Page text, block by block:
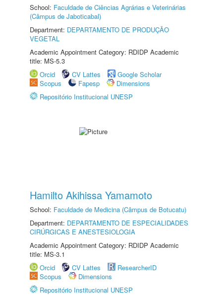
School: Faculdade de Ciências Agrárias e Veterinárias
(Câmpus de Jaboticabal)
Department: DEPARTAMENTO DE PRODUÇÃO
VEGETAL
Academic Appointment Category: RDIDP Academic
title: MS-5.3
Orcid
CV Lattes
Google Scholar
Scopus
Fapesp
Dimensions
Repositório Institucional UNESP
Hamilto Akihissa Yamamoto
School: Faculdade de Medicina (Câmpus de Botucatu)
Department: DEPARTAMENTO DE ESPECIALIDADES
CIRÚRGICAS E ANESTESIOLOGIA
Academic Appointment Category: RDIDP Academic
title: MS-3.1
Orcid
CV Lattes
ResearcherID
Scopus
Dimensions
Repositório Institucional UNESP